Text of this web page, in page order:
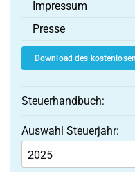
Impressum
Presse
Download des
Steuerhandbuch:
Auswahl Steuerjahr: